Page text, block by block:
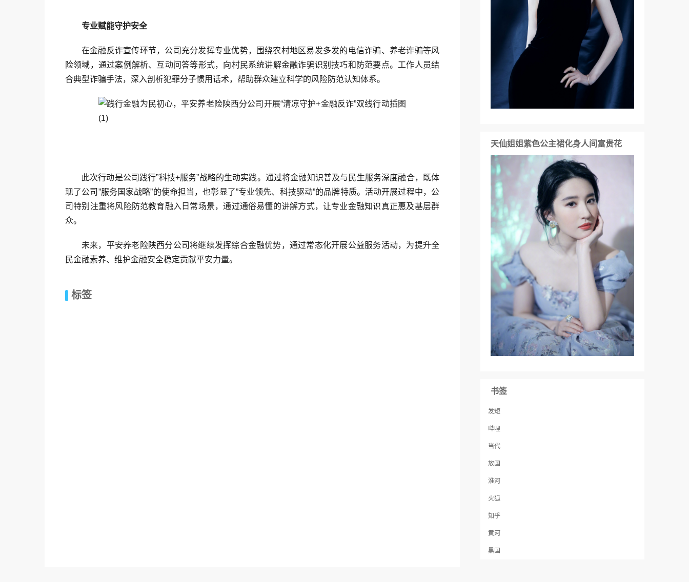
专业赋能守护安全
在金融反诈宣传环节，公司充分发挥专业优势，围绕农村地区易发多发的电信诈骗、养老诈骗等风
险领域，通过案例解析、互动问答等形式，向村民系统讲解金融诈骗识别技巧和防范要点。工作人员结
合典型诈骗手法，深入剖析犯罪分子惯用话术，帮助群众建立科学的风险防范认知体系。
此次行动是公司践行”科技+服务”战略的生动实践。通过将金融知识普及与民生服务深度融合，既体
现了公司”服务国家战略”的使命担当，也彰显了”专业领先、科技驱动”的品牌特质。活动开展过程中，公
司特别注重将风险防范教育融入日常场景，通过通俗易懂的讲解方式，让专业金融知识真正惠及基层群
众。
未来，平安养老险陕西分公司将继续发挥综合金融优势，通过常态化开展公益服务活动，为提升全
民金融素养、维护金融安全稳定贡献平安力量。
标签
天仙姐姐紫色公主裙化身人间富贵花
书签
发短
哔哩
当代
放国
淮河
火狐
知乎
黄河
黑国